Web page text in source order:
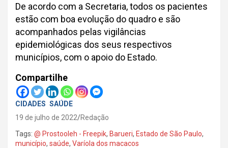
De acordo com a Secretaria, todos os pacientes
estão com boa evolução do quadro e são
acompanhados pelas vigilâncias
epidemiológicas dos seus respectivos
municípios, com o apoio do Estado.
Compartilhe
CIDADES SAÚDE
19 de julho de 2022 Redação
Tags: @ Prostooleh - Freepik, Barueri, Estado de São Paulo,
município, saúde, Varíola dos macacos